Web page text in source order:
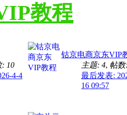
教程
: 10
4-4
钴京电商京东VIP
主题: 4, 帖数
最后发表:
16 09:57